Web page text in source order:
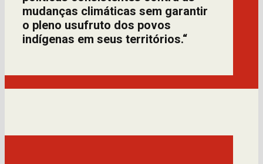
mudanças climáticas sem garantir
o pleno usufruto dos povos
indígenas em seus territórios.“